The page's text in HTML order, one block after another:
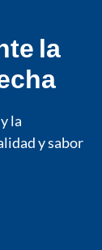
la
la
y sabor